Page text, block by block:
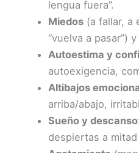
lengua fuera”.
Miedos (a fallar, a
“vuelva a pasar”) y
Autoestima y
autoexigencia,
Altibajos
arriba/abajo,
Sueño y descanso
despiertas a